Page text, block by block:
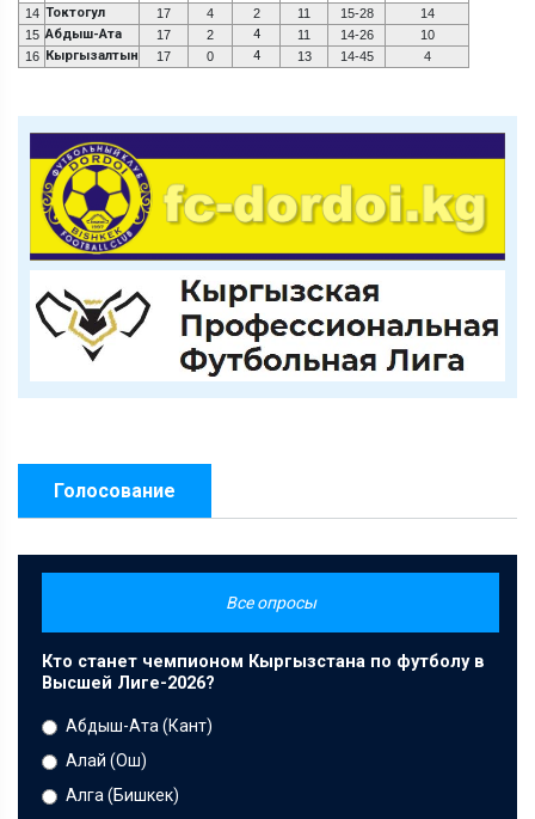
14 Токтогул 17 4 2 11 15-28
14
15 Абдыш-Ата 17 2 4 11 14-26
10
16 Кыргызалтын 17 0 4 13 14-45 4
Голосование
Все опросы
Кто станет чемпионом Кыргызстана по футболу в
Высшей Лиге-2026?
Абдыш-Ата (Кант)
Алай (Ош)
Алга (Бишкек)